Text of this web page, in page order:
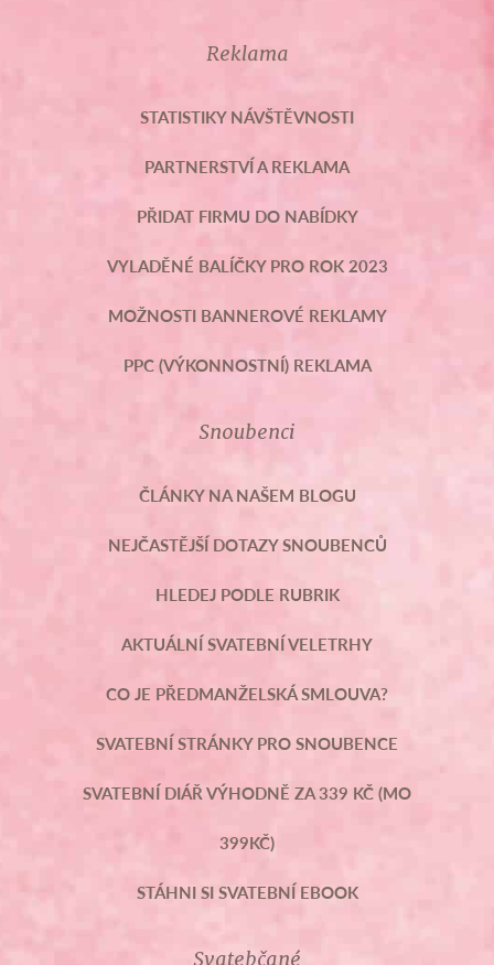
Reklama
STATISTIKY NÁVŠTĚVNOSTI
PARTNERSTVÍ A REKLAMA
PŘIDAT FIRMU DO NABÍDKY
VYLADĚNÉ BALÍČKY PRO ROK 2023
MOŽNOSTI BANNEROVÉ REKLAMY
PPC (VÝKONNOSTNÍ) REKLAMA
Snoubenci
ČLÁNKY NA NAŠEM BLOGU
NEJČASTĚJŠÍ DOTAZY SNOUBENCŮ
HLEDEJ PODLE RUBRIK
AKTUÁLNÍ SVATEBNÍ VELETRHY
CO JE PŘEDMANŽELSKÁ SMLOUVA?
SVATEBNÍ STRÁNKY PRO SNOUBENCE
SVATEBNÍ DIÁŘ VÝHODNĚ ZA 339 KČ (MO
399KČ)
STÁHNI SI SVATEBNÍ EBOOK
Svatebčané